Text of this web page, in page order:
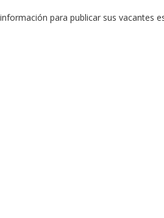
para publicar sus vacantes